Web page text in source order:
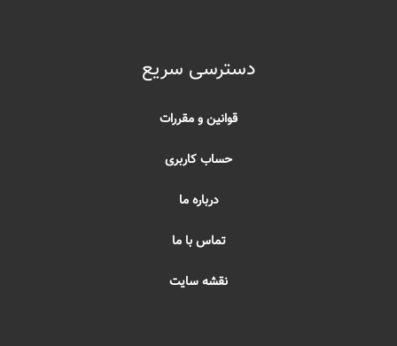
دسترسی سریع
قوانین و مقررات
حساب کاربری
درباره ما
تماس با ما
نقشه سایت